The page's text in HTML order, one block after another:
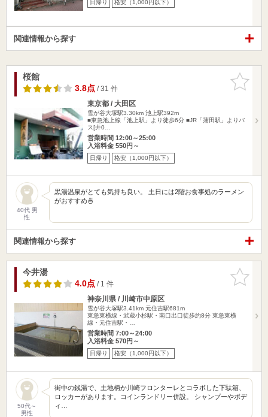
日帰り 格安（1,000円以下）
関連情報から探す
お気に入
りに追加
桜館
3.8点/ 31 件
東京都 / 大田区
雪が谷大塚駅3.30km 池上駅392m
■東急池上線「池上駅」より徒歩6分 ■JR「蒲田駅」よりバ
ス[井0…
営業時間 12:00～25:00
入浴料金 550円～
日帰り 格安（1,000円以下）
40代 男
性
黒湯温泉がとても気持ち良い。 土日には2階お食事処のラーメン
がおすすめ🍜
関連情報から探す
お気に入
りに追加
今井湯
4.0点/ 1 件
神奈川県 / 川崎市中原区
雪が谷大塚駅3.41km 元住吉駅681m
東急東横線・武蔵小杉駅・南口出口徒歩約8分 東急東横
線・元住吉駅・…
営業時間 7:00～24:00
入浴料金 570円～
日帰り 格安（1,000円以下）
50代～
男性
街中の銭湯で、土地柄か川崎フロンターレとコラボした下駄箱、
ロッカーがあります。コインランドリー併設。 シャンプーやボデ
ィ…